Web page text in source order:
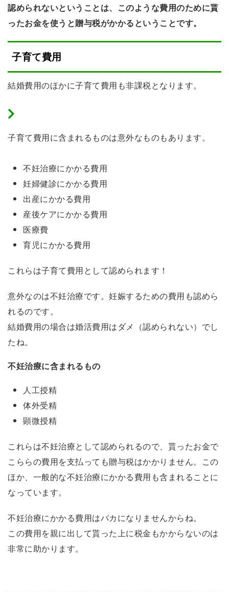
認められないということは、このような費用のために貰
ったお金を使うと贈与税がかかるということです。
子育て費用
結婚費用のほかに子育て費用も非課税となります。
子育て費用に含まれるものは意外なものもあります。
不妊治療にかかる費用
妊婦健診にかかる費用
出産にかかる費用
産後ケアにかかる費用
医療費
育児にかかる費用
これらは子育て費用として認められます！
意外なのは不妊治療です。妊娠するための費用も認めら
れるのです。
結婚費用の場合は婚活費用はダメ（認められない）でし
たね。
不妊治療に含まれるもの
人工授精
体外受精
顕微授精
これらは不妊治療として認められるので、貰ったお金で
こららの費用を支払っても贈与税はかかりません。この
ほか、一般的な不妊治療にかかる費用も含まれることに
なっています。
不妊治療にかかる費用はバカになりませんからね。
この費用を親に出して貰った上に税金もかからないのは
非常に助かります。